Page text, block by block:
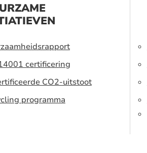
certificering
CO2-uitstoot
programma